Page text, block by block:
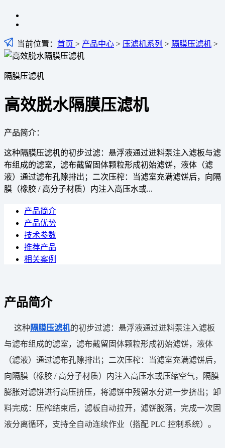
当前位置： 首页 > 产品中心 > 压滤机系列 > 隔膜压滤机 >
隔膜压滤机
高效脱水隔膜压滤机
产品简介：
这种隔膜压滤机的初步过滤：悬浮液通过进料泵注入滤板与滤
布组成的滤室，滤布截留固体颗粒形成初始滤饼，液体（滤
液）通过滤布孔隙排出；二次压榨：当滤室充满滤饼后，向隔
膜（橡胶 / 高分子材质）内注入高压水或...
产品简介
产品优势
技术参数
推荐产品
相关案例
产品简介
这种 隔膜压滤机的初步过滤：悬浮液通过进料泵注入滤板
与滤布组成的滤室，滤布截留固体颗粒形成初始滤饼，液体
（滤液）通过滤布孔隙排出；二次压榨：当滤室充满滤饼后，
向隔膜（橡胶 / 高分子材质）内注入高压水或压缩空气，隔膜
膨胀对滤饼进行高压挤压，将滤饼中残留水分进一步挤出；卸
料完成：压榨结束后，滤板自动拉开，滤饼脱落，完成一次固
液分离循环，支持全自动连续作业（搭配 PLC 控制系统）。